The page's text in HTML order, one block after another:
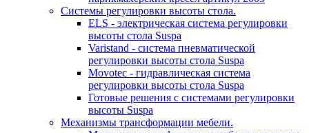
Системы регулировки высоты стола.
ELS - электрическая система регулировки
высоты стола Suspa
Varistand - система пневматической
регулировки высоты стола Suspa
Movotec - гидравлическая система
регулировки высоты стола Suspa
Готовые решения с системами регулировки
высоты Suspa
Механизмы трансформации мебели.